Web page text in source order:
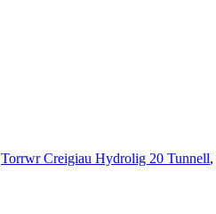
Torrwr Creigiau Hydrolig 20 Tunnell,